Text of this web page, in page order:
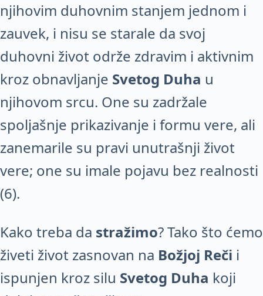
njihovim duhovnim stanjem jednom i
zauvek, i nisu se starale da svoj
duhovni život održe zdravim i aktivnim
kroz obnavljanje Svetog Duha u
njihovom srcu. One su zadržale
spoljašnje prikazivanje i formu vere, ali
zanemarile su pravi unutrašnji život
vere; one su imale pojavu bez realnosti
(6).
Kako treba da stražimo? Tako što ćemo
živeti život zasnovan na Božjoj Reči i
ispunjen kroz silu Svetog Duha koji